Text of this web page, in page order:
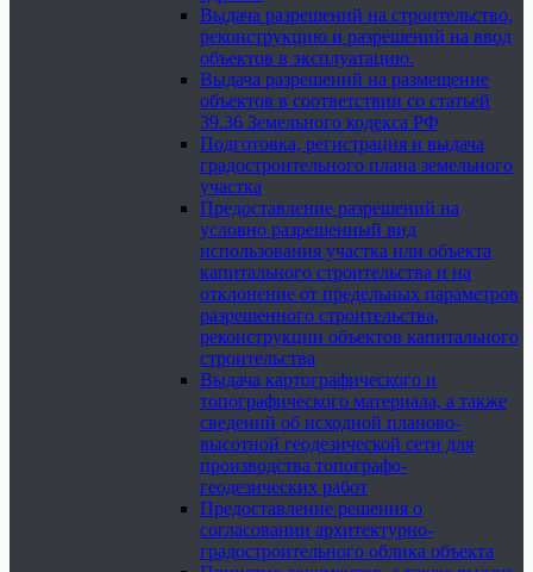
Выдача разрешений на строительство,
реконструкцию и разрешений на ввод
объектов в эксплуатацию.
Выдача разрешений на размещение
объектов в соответствии со статьей
39.36 Земельного кодекса РФ
Подготовка, регистрация и выдача
градостроительного плана земельного
участка
Предоставление разрешений на
условно разрешенный вид
использования участка или объекта
капитального строительства и на
отклонение от предельных параметров
разрешенного строительства,
реконструкции объектов капитального
строительства
Выдача картографического и
топографического материала, а также
сведений об исходной планово-
высотной геодезической сети для
производства топографо-
геодезических работ
Предоставление решения о
согласовании архитектурно-
градостроительного облика объекта